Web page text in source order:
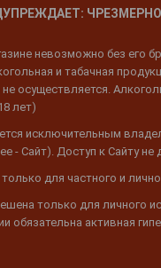
невозможно без его
и табачная
осуществляется.
лет)
исключительным
- Сайт). Доступ к Сайту
для частного и
только для
обязательна активная